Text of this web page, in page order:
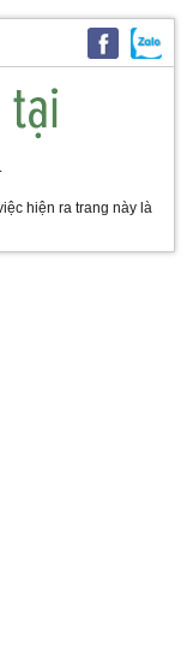
hiện ra trang này là